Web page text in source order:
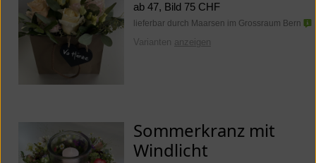
ab 47, Bild 75 CHF
lieferbar durch Maarsen im Grossraum Bern
Varianten anzeigen
Sommerkranz mit
Windlicht